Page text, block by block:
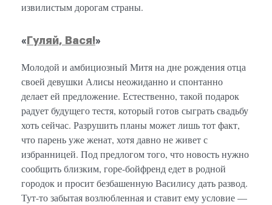
извилистым дорогам страны.
« Гуляй, Вася!»
Молодой и амбициозный Митя на дне рождения отца
своей девушки Алисы неожиданно и спонтанно
делает ей предложение. Естественно, такой подарок
радует будущего тестя, который готов сыграть свадьбу
хоть сейчас. Разрушить планы может лишь тот факт,
что парень уже женат, хотя давно не живет с
избранницей. Под предлогом того, что новость нужно
сообщить близким, горе-бойфренд едет в родной
городок и просит безбашенную Василису дать развод.
Тут-то забытая возлюбленная и ставит ему условие —